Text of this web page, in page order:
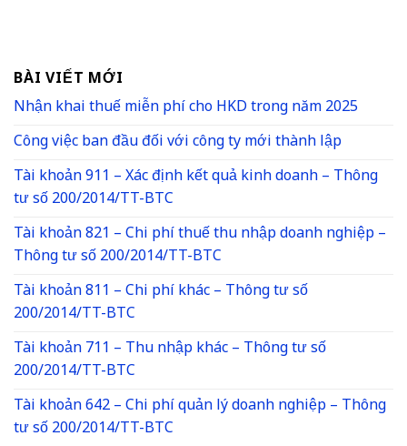
BÀI VIẾT MỚI
Nhận khai thuế miễn phí cho HKD trong năm 2025
Công việc ban đầu đối với công ty mới thành lập
Tài khoản 911 – Xác định kết quả kinh doanh – Thông
tư số 200/2014/TT-BTC
Tài khoản 821 – Chi phí thuế thu nhập doanh nghiệp –
Thông tư số 200/2014/TT-BTC
Tài khoản 811 – Chi phí khác – Thông tư số
200/2014/TT-BTC
Tài khoản 711 – Thu nhập khác – Thông tư số
200/2014/TT-BTC
Tài khoản 642 – Chi phí quản lý doanh nghiệp – Thông
tư số 200/2014/TT-BTC